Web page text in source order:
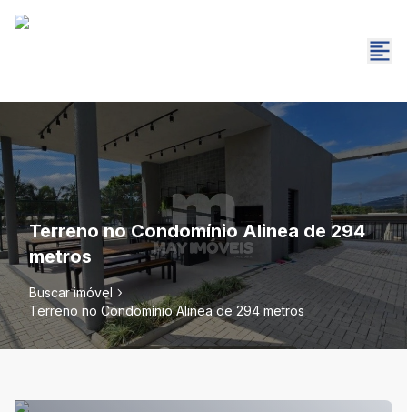
Terreno no Condomínio Alinea de 294
metros
Buscar imóvel
Terreno no Condomínio Alinea de 294 metros